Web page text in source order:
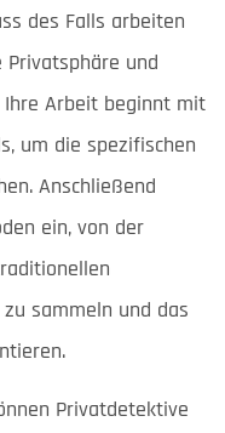
des Falls arbeiten
und
Arbeit beginnt mit
um die spezifischen
Anschließend
ein, von der
sammeln und das
Privatdetektive